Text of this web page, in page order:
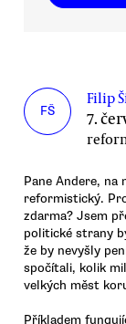
FŠ
Filip
7.
Pane Andere, na
reformistický.
zdarma? Jsem
politické strany
že by nevyšly
spočítali, kolik
velkých měst
Příkladem